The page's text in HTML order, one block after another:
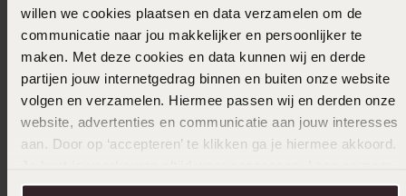
willen we cookies plaatsen en data verzamelen om de
communicatie naar jou makkelijker en persoonlijker te
maken. Met deze cookies en data kunnen wij en derde
partijen jouw internetgedrag binnen en buiten onze website
volgen en verzamelen. Hiermee passen wij en derden onze
website, advertenties en communicatie aan jouw interesses
aan. Door op ‘accepteren’ te klikken ga je hiermee akkoord.
over in onscookiebeleid.
Anderen kochten ook